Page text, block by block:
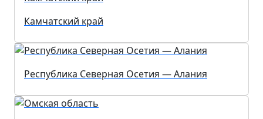
Камчатский край
Республика Северная Осетия — Алания